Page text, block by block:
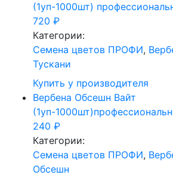
(1уп-1000шт)
720 ₽
Категории:
Cемена цветов ПРОФИ,
Тускани
Купить у производителя
Вербена Обсешн Вайт
(1уп-
240 ₽
Категории:
Cемена цветов ПРОФИ,
Обсешн